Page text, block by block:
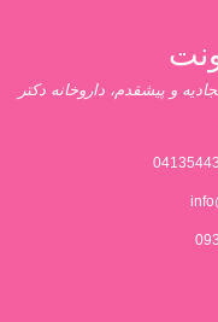
و پیشقدم، داروخانه دکتر